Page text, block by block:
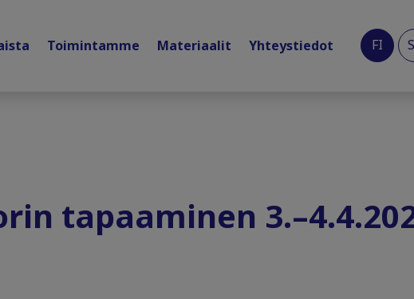
Toimintamme Materiaalit Yhteystiedot FI
tapaaminen